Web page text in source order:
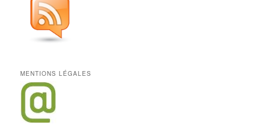
MENTIONS LÉGALES